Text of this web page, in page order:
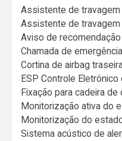
Assistente de
Assistente de
Aviso de
Chamada de
Cortina de airbag
ESP Controle
Fixação para cadeira de
Monitorização ativa do
Monitorização do
Sistema acústico de